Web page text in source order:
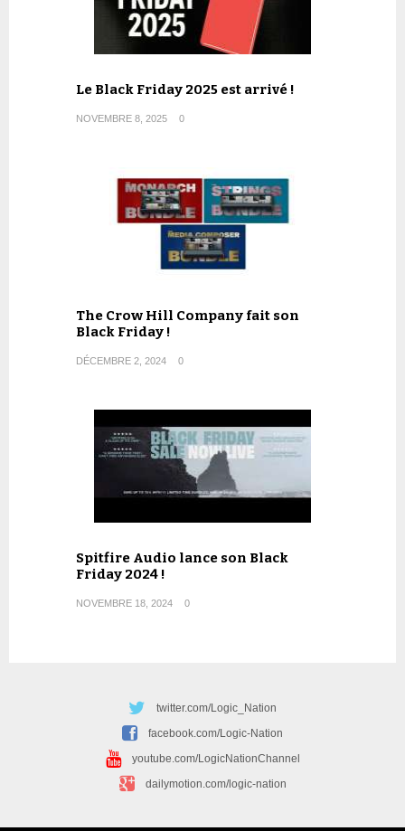
Le Black Friday 2025 est arrivé !
NOVEMBRE 8, 2025 0
The Crow Hill Company fait son
Black Friday !
DÉCEMBRE 2, 2024 0
Spitfire Audio lance son Black
Friday 2024 !
NOVEMBRE 18, 2024 0
twitter.com/Logic_Nation
facebook.com/Logic-Nation
youtube.com/LogicNationChannel
dailymotion.com/logic-nation